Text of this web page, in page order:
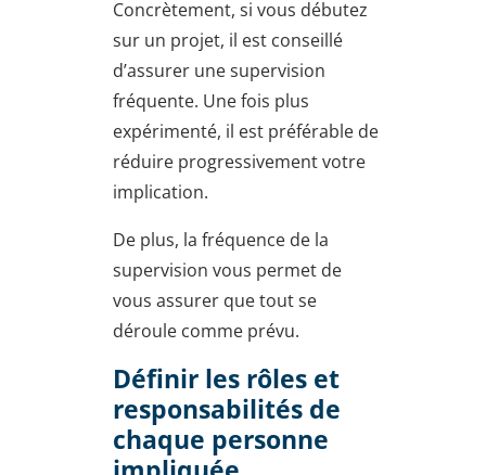
Concrètement, si vous débutez
sur un projet, il est conseillé
d’assurer une supervision
fréquente. Une fois plus
expérimenté, il est préférable de
réduire progressivement votre
implication.
De plus, la fréquence de la
supervision vous permet de
vous assurer que tout se
déroule comme prévu.
Définir les rôles et
responsabilités de
chaque personne